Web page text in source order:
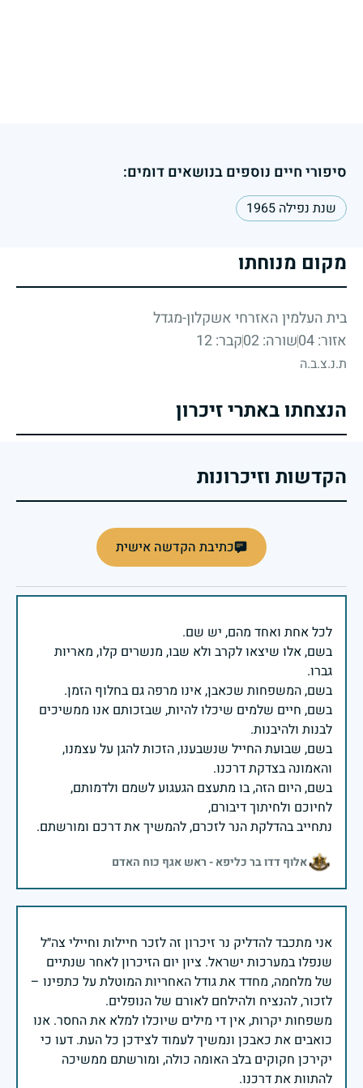
סיפורי חיים נוספים בנושאים דומים:
שנת נפילה 1965
מקום מנוחתו
בית העלמין האזרחי אשקלון-מגדל
אזור: 04
שורה: 02 קבר: 12
ת.נ.צ.ב.ה
הנצחתו באתרי זיכרון
הקדשות וזיכרונות
כתיבת הקדשה אישית
בשם, אלו שיצאו לקרב ולא שבו, מנשרים קלו, מאריות
בשם, חיים שלמים שיכלו להיות, שבזכותם אנו ממשיכים
בשם, שבועת החייל שנשבענו, הזכות להגן על עצמנו,
בשם, היום הזה, בו מתעצם הגעגוע לשמם ולדמותם,
נתחייב בהדלקת הנר לזכרם, להמשיך את דרכם ומורשתם.
אלוף דדו בר כליפא - ראש אגף כוח האדם
אני מתכבד להדליק נר זיכרון זה לזכר חיילות וחיילי צה״ל
שנפלו במערכות ישראל. ציון יום הזיכרון לאחר שנתיים
של מלחמה, מחדד את גודל האחריות המוטלת על כתפינו –
משפחות יקרות, אין די מילים שיוכלו למלא את החסר. אנו
כואבים את כאבכן ונמשיך לעמוד לצידכן כל העת. דעו כי
יקירכן חקוקים בלב האומה כולה, ומורשתם ממשיכה